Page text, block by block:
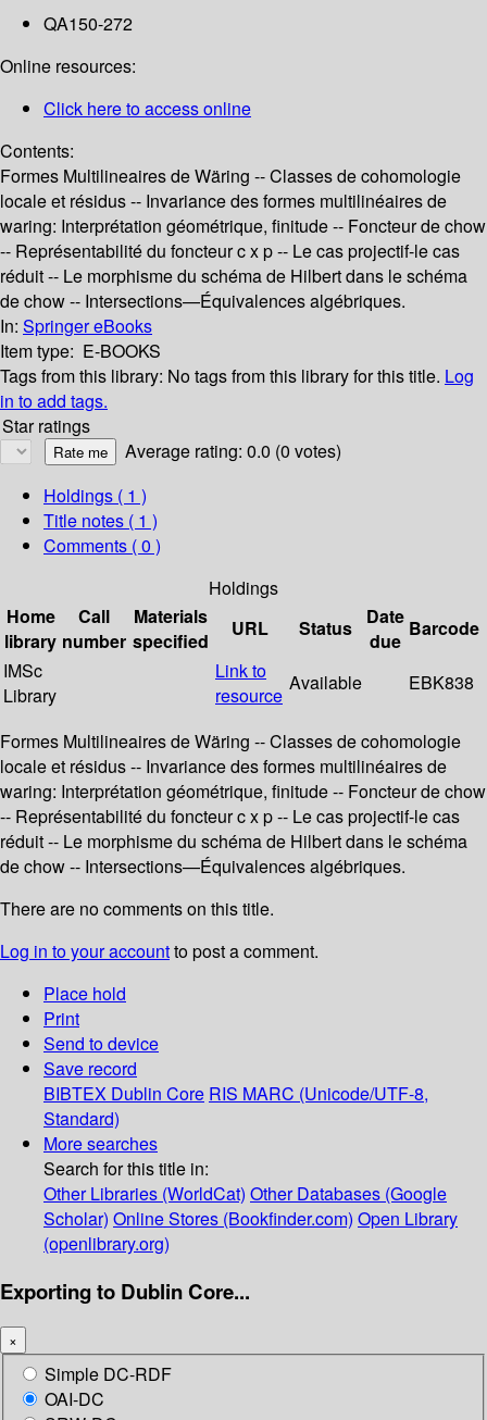
QA150-272
Online resources:
Click here to access online
Contents:
Formes Multilineaires de Wäring -- Classes de cohomologie
locale et résidus -- Invariance des formes multilinéaires de
waring: Interprétation géométrique, finitude -- Foncteur de chow
-- Représentabilité du foncteur c x p -- Le cas projectif-le cas
réduit -- Le morphisme du schéma de Hilbert dans le schéma
de chow -- Intersections—Équivalences algébriques.
In: Springer eBooks
Item type: E-BOOKS
Tags from this library: No tags from this library for this title. Log
in to add tags.
Star ratings
Average rating: 0.0 (0 votes)
Holdings ( 1 )
Title notes ( 1 )
Comments ( 0 )
Holdings
Home
library
Call
number
Materials
specified
URL Status
Date
due
Barcode
IMSc
Library
Link to
resource
Available EBK838
Formes Multilineaires de Wäring -- Classes de cohomologie
locale et résidus -- Invariance des formes multilinéaires de
waring: Interprétation géométrique, finitude -- Foncteur de chow
-- Représentabilité du foncteur c x p -- Le cas projectif-le cas
réduit -- Le morphisme du schéma de Hilbert dans le schéma
de chow -- Intersections—Équivalences algébriques.
There are no comments on this title.
Log in to your accountto post a comment.
Place hold
Print
Send to device
Save record
BIBTEX Dublin Core RIS MARC (Unicode/UTF-8,
Standard)
More searches
Search for this title in:
Other Libraries (WorldCat) Other Databases (Google
Scholar) Online Stores (Bookfinder.com) Open Library
(openlibrary.org)
Exporting to Dublin Core...
×
Simple DC-RDF
OAI-DC